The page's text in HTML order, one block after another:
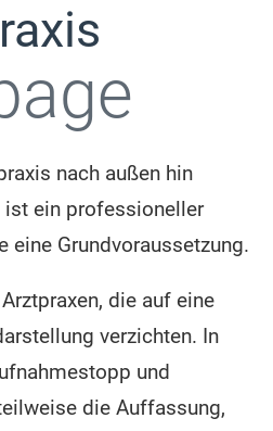
nach außen hin
ein professioneller
eine Grundvoraussetzung.
die auf eine
verzichten. In
und
die Auffassung,